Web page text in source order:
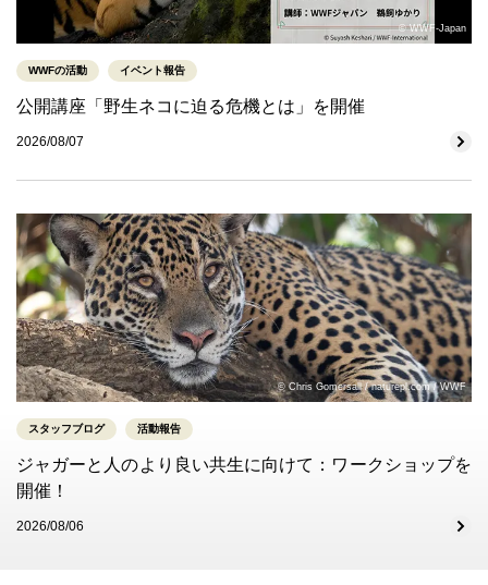
© WWF-Japan
WWFの活動 イベント報告
公開講座「野生ネコに迫る危機とは」を開催
2026/08/07
© Chris Gomersall / naturepl.com / WWF
スタッフブログ 活動報告
ジャガーと人のより良い共生に向けて：ワークショップを
開催！
2026/08/06